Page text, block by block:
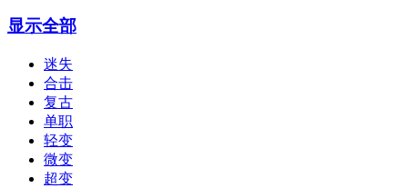
显示全部
迷失
合击
复古
单职
轻变
微变
超变